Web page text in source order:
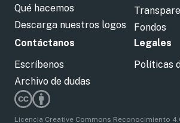
Qué hacemos
Descarga nuestros logos
Fondos
Contáctanos
Escríbenos
Archivo de dudas
Legales
Políticas
Licencia Creative Commons Reconocimiento